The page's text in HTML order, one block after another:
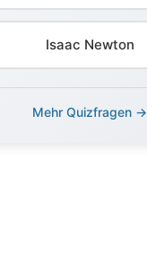
Isaac Newton
Mehr Quizfragen →